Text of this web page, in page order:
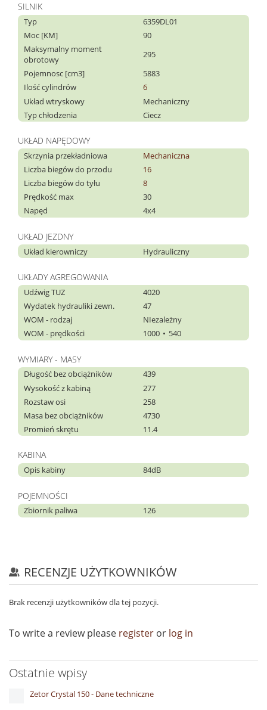
SILNIK
Typ
6359DL01
Moc [KM]
90
Maksymalny moment
obrotowy
295
Pojemnosc [cm3]
5883
Ilość cylindrów
6
Układ wtryskowy
Mechaniczny
Typ chłodzenia
Ciecz
UKŁAD NAPĘDOWY
Skrzynia przekładniowa
Mechaniczna
Liczba biegów do przodu
16
Liczba biegów do tyłu
8
Prędkość max
30
Napęd
4x4
UKŁAD JEZDNY
Układ kierowniczy Hydrauliczny
UKŁADY AGREGOWANIA
Udźwig TUZ
4020
Wydatek hydrauliki zewn.
47
WOM - rodzaj
NIezależny
WOM - prędkości
1000 540
WYMIARY - MASY
Długość bez obciążników
439
Wysokość z kabiną
277
Rozstaw osi
258
Masa bez obciążników
4730
Promień skrętu
11.4
KABINA
Opis kabiny 84dB
POJEMNOŚCI
Zbiornik paliwa 126
RECENZJE UŻYTKOWNIKÓW
Brak recenzji użytkowników dla tej pozycji.
To write a review please register or log in
Ostatnie wpisy
Zetor Crystal 150 - Dane techniczne